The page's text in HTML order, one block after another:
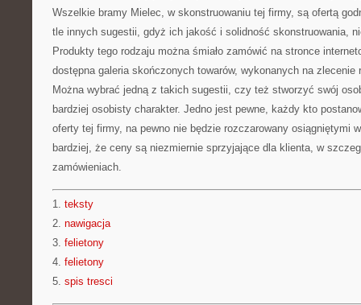
Wszelkie bramy Mielec, w skonstruowaniu tej firmy, są ofertą
tle innych sugestii, gdyż ich jakość i solidność skonstruowania,
Produkty tego rodzaju można śmiało zamówić na stronce
dostępna galeria skończonych towarów, wykonanych na zlecenie
Można wybrać jedną z takich sugestii, czy też stworzyć swój
bardziej osobisty charakter. Jedno jest pewne, każdy kto
oferty tej firmy, na pewno nie będzie rozczarowany osiągniętymi
bardziej, że ceny są niezmiernie sprzyjające dla klienta, w
zamówieniach.
1. teksty
2. nawigacja
3. felietony
4. felietony
5. spis tresci